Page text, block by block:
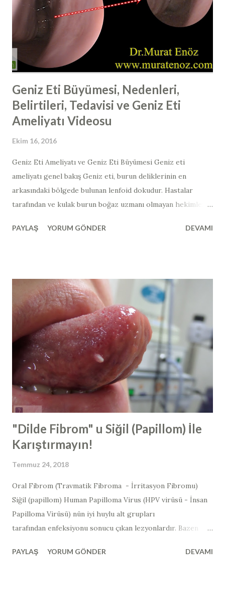
buna bağlı olarak da ameliyat sonrası ödem, morluk, burun
kanaması riski azalmaktadır. Bunun dışında yine bu
pozisyonda yatmanın diğer bir faydası da yan dönmenin
zorlaşması ve buruna travma ve bası riskinin azalmasıdır.
Burun estetiğ...
Geniz Eti Büyümesi, Nedenleri,
Belirtileri, Tedavisi ve Geniz Eti
Ameliyatı Videosu
Ekim 16, 2016
Geniz Eti Ameliyatı ve Geniz Eti Büyümesi Geniz eti
ameliyatı genel bakış Geniz eti, burun deliklerinin en
arkasındaki bölgede bulunan lenfoid dokudur. Hastalar
tarafından ve kulak burun boğaz uzmanı olmayan hekimler
Endoskopik burun içi muayenesi esnasında görülebilir. Yan
ameliyatlarının tamamında ilave olarak geniz eti ameliyatı da
yapılmaktadır. Bunun yanında, geniz eti ameliyatı
(adenoidektomi) tek başına ya da kulak tüpü takılması
ameliyatları ile birlikte de yapılabilmektedir. Geniz eti
ameliyatı tarihçesi 1800' lu yılların sonunda, geniz etinin
burunla ilgili şikayetler ve işitme kaybından sorumlu
olabileceği, Kopenhag, Danimarka' dan Willhelm Meyer
tarafından belirtilmiş ve yine sonrasında geniz eti
ameliyatlarına başlanmıştır. En sık yapılan ameliyatlardan ...
PAYLAŞ YORUM GÖNDER DEVAMI
"Dilde Fibrom" u Siğil (Papillom) İle
Karıştırmayın!
Temmuz 24, 2018
Oral Fibrom (Travmatik Fibroma - İrritasyon Fibromu)
Siğil (papillom) Human Papilloma Virus (HPV virüsü - İnsan
Papilloma Virüsü) nün iyi huylu alt grupları
tarafından enfeksiyonu sonucu çıkan lezyonlardır. Bazen
ile karıştırılabilmektedir. Oral Fibroma Nedir? "Fibroma",
PAYLAŞ YORUM GÖNDER DEVAMI